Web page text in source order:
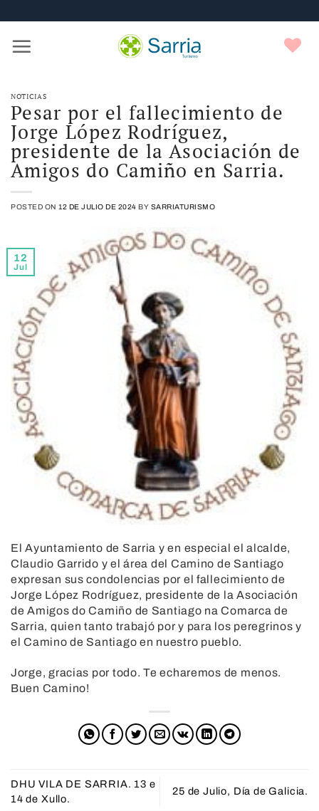
este
web
sistema
accesibilidad.
al
NOTICIAS
Pesar por el fallecimiento de
Jorge López Rodríguez,
presidente de la Asociación de
Amigos do Camiño en Sarria.
POSTED ON12 DE JULIO DE 2024 BY SARRIATURISMO
12
Jul
El Ayuntamiento de Sarria y en especial el alcalde,
Claudio Garrido y el área del Camino de Santiago
expresan sus condolencias por el fallecimiento de
Jorge López Rodríguez, presidente de la Asociación
de Amigos do Camiño de Santiago na Comarca de
Sarria, quien tanto trabajó por y para los peregrinos y
el Camino de Santiago en nuestro pueblo.
Jorge, gracias por todo. Te echaremos de menos.
Buen Camino!
DHU VILA DE SARRIA. 13 e
14 de Xullo.
25 de Julio, Día de Galicia.